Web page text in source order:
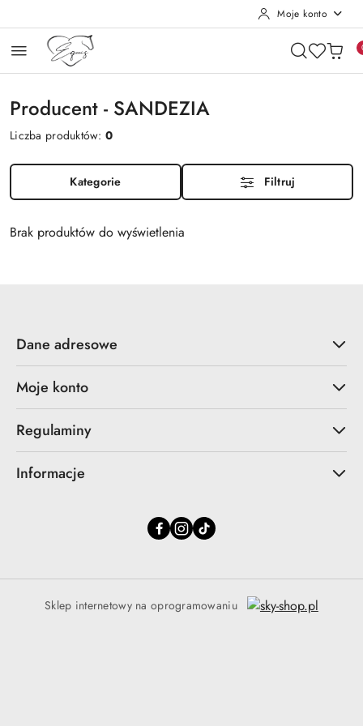
Moje konto
Producent - SANDEZIA
Liczba produktów:0
Kategorie Filtruj
Brak produktów do wyświetlenia
Dane adresowe
Moje konto
Regulaminy
Informacje
Sklep internetowy na oprogramowaniu